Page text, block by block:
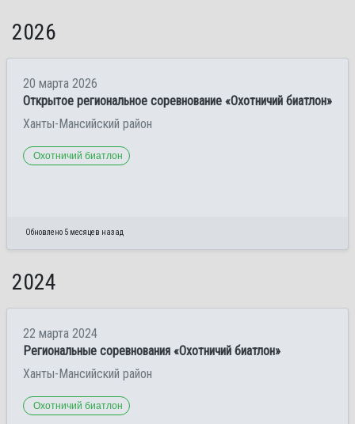
2026
20 марта 2026
Открытое региональное соревнование «Охотничий биатлон»
Ханты-Мансийский район
Охотничий биатлон
Обновлено 5 месяцев назад
2024
22 марта 2024
Региональные соревнования «Охотничий биатлон»
Ханты-Мансийский район
Охотничий биатлон